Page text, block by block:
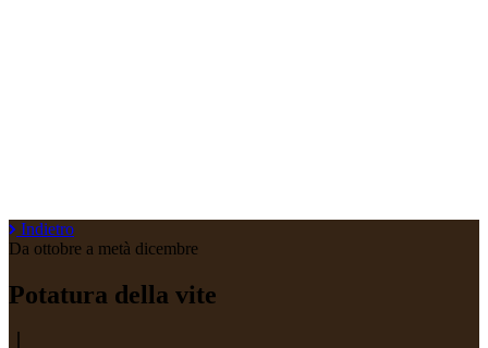
Indietro
Da ottobre a metà dicembre
Potatura della vite